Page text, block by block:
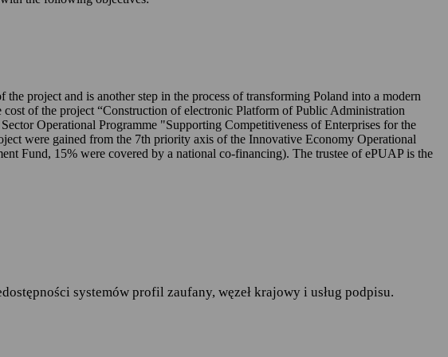
na ePUAP-ie,
kwietnia 2016 r. w sprawie ochrony osób
przepływu takich danych oraz
zadania publiczne
zakresu i warunków korzystania z
właściwego do spraw informatyzacji
project and is another step in the process of transforming Poland into a modern
of the project “Construction of electronic Platform of Public Administration
Operational Programme "Supporting Competitiveness of Enterprises for the
were gained from the 7th priority axis of the Innovative Economy Operational
Fund, 15% were covered by a national co-financing). The trustee of ePUAP is the
systemów profil zaufany, węzeł krajowy i usług podpisu.